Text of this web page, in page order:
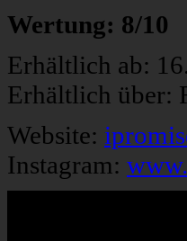
Wertung: 8/10
Erhältlich ab:
Erhältlich über:
Website:
Instagram: